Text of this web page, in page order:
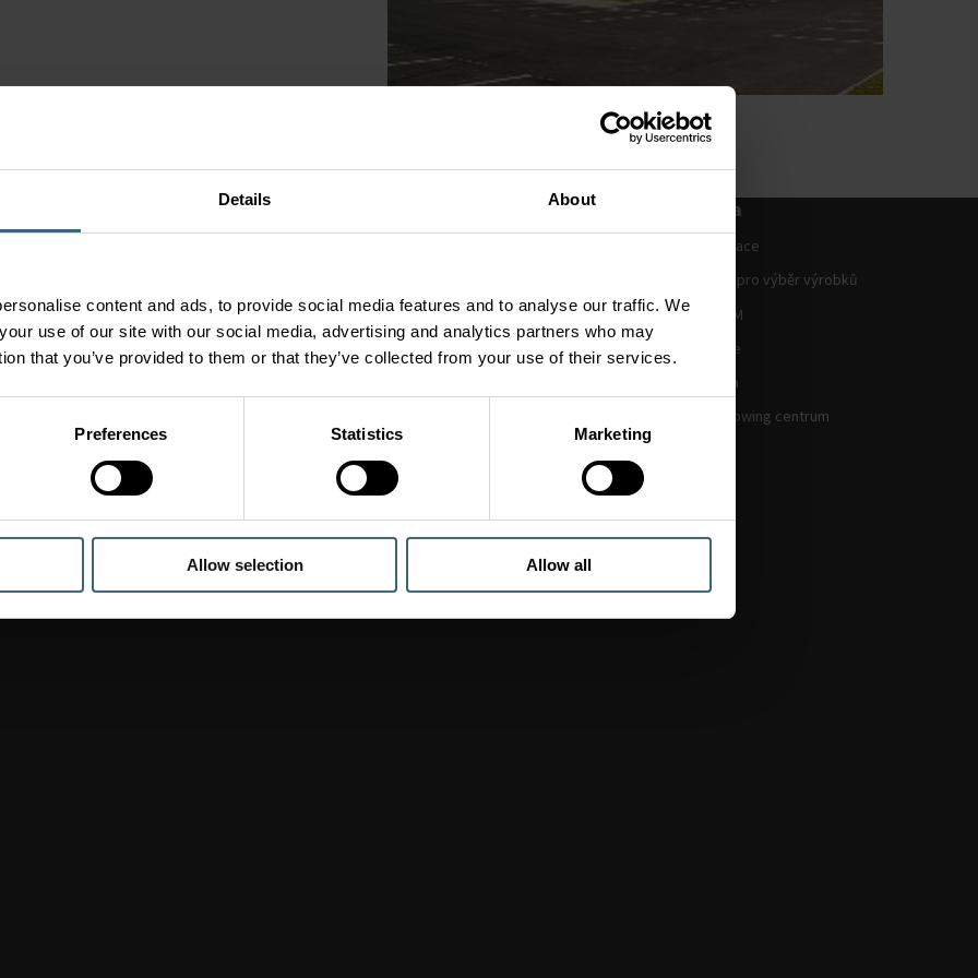
Details About
content and ads, to provide social media features and to analyse our traffic. We
use of our site with our social media, advertising and analytics partners who may
that you’ve provided to them or that they’ve collected from your use of their services.
Preferences Statistics Marketing
Allow selection Allow all
průmysl
Solutions
Air Diffusion
Air Filtration
Vzduchotechnická
řešení
Řešení pro datová centra
Bytové větrání
Větrání parkovišť
Podpora
Dokumentace
Programy pro výběr výrobků
Sobory BIM
Certifikace
Legislativa
Whistle Blowing centrum